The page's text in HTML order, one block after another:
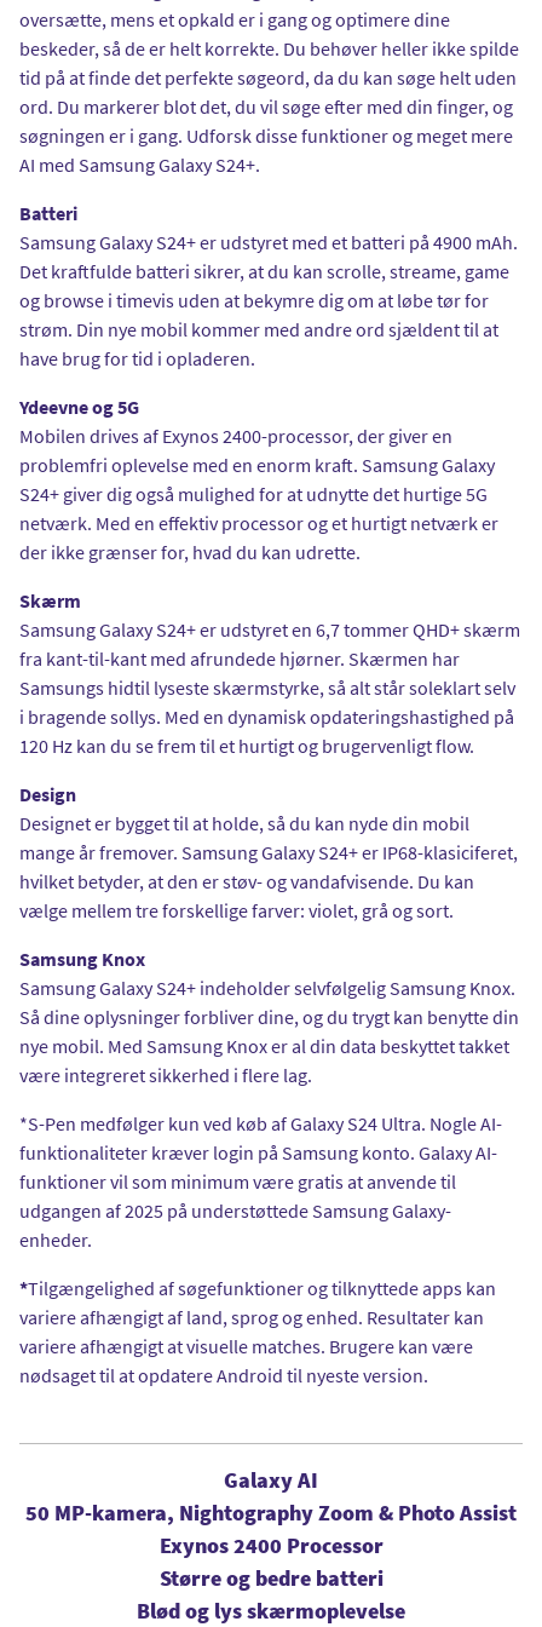
oversætte, mens et opkald er i gang og optimere dine
beskeder, så de er helt korrekte. Du behøver heller ikke spilde
tid på at finde det perfekte søgeord, da du kan søge helt uden
ord. Du markerer blot det, du vil søge efter med din finger, og
søgningen er i gang. Udforsk disse funktioner og meget mere
AI med Samsung Galaxy S24+.
Batteri
Samsung Galaxy S24+ er udstyret med et batteri på 4900 mAh.
Det kraftfulde batteri sikrer, at du kan scrolle, streame, game
og browse i timevis uden at bekymre dig om at løbe tør for
strøm. Din nye mobil kommer med andre ord sjældent til at
have brug for tid i opladeren.
Ydeevne og 5G
Mobilen drives af Exynos 2400-processor, der giver en
problemfri oplevelse med en enorm kraft. Samsung Galaxy
S24+ giver dig også mulighed for at udnytte det hurtige 5G
netværk. Med en effektiv processor og et hurtigt netværk er
der ikke grænser for, hvad du kan udrette.
Skærm
Samsung Galaxy S24+ er udstyret en 6,7 tommer QHD+ skærm
fra kant-til-kant med afrundede hjørner. Skærmen har
Samsungs hidtil lyseste skærmstyrke, så alt står soleklart selv
i bragende sollys. Med en dynamisk opdateringshastighed på
120 Hz kan du se frem til et hurtigt og brugervenligt flow.
Design
Designet er bygget til at holde, så du kan nyde din mobil
mange år fremover. Samsung Galaxy S24+ er IP68-klasiciferet,
hvilket betyder, at den er støv- og vandafvisende. Du kan
vælge mellem tre forskellige farver: violet, grå og sort.
Samsung Knox
Samsung Galaxy S24+ indeholder selvfølgelig Samsung Knox.
Så dine oplysninger forbliver dine, og du trygt kan benytte din
nye mobil. Med Samsung Knox er al din data beskyttet takket
være integreret sikkerhed i flere lag.
*S-Pen medfølger kun ved køb af Galaxy S24 Ultra. Nogle AI-
funktionaliteter kræver login på Samsung konto. Galaxy AI-
funktioner vil som minimum være gratis at anvende til
udgangen af 2025 på understøttede Samsung Galaxy-
enheder.
*Tilgængelighed af søgefunktioner og tilknyttede apps kan
variere afhængigt af land, sprog og enhed. Resultater kan
variere afhængigt at visuelle matches. Brugere kan være
nødsaget til at opdatere Android til nyeste version.
Galaxy AI
50 MP-kamera, Nightography Zoom & Photo Assist
Exynos 2400 Processor
Større og bedre batteri
Blød og lys skærmoplevelse